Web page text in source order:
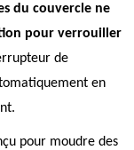
du couvercle ne
pour verrouiller
de
en
pour moudre des